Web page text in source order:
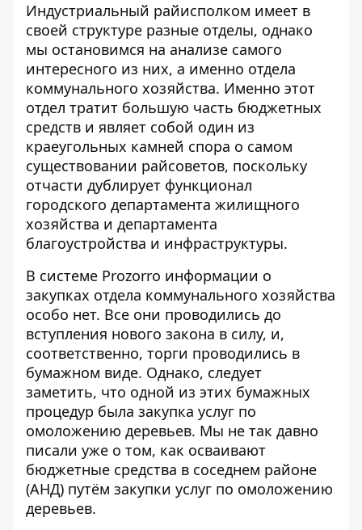
Индустриальный райисполком имеет в
своей структуре разные отделы, однако
мы остановимся на анализе самого
интересного из них, а именно отдела
коммунального хозяйства. Именно этот
отдел тратит большую часть бюджетных
средств и являет собой один из
краеугольных камней спора о самом
существовании райсоветов, поскольку
отчасти дублирует функционал
городского департамента жилищного
хозяйства и департамента
благоустройства и инфраструктуры.
В системе Prozorro информации о
закупках отдела коммунального хозяйства
особо нет. Все они проводились до
вступления нового закона в силу, и,
соответственно, торги проводились в
бумажном виде. Однако, следует
заметить, что одной из этих бумажных
процедур была закупка услуг по
омоложению деревьев. Мы не так давно
писали уже о том, как осваивают
бюджетные средства в соседнем районе
(АНД) путём закупки услуг по омоложению
деревьев.